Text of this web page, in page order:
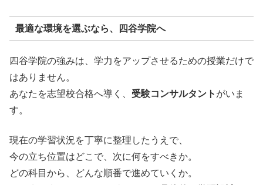
最適な環境を選ぶなら、 四谷学院へ
四谷学院の強みは、学力をアップさせるための授業だけで
はありません。
あなたを志望校合格へ導く、 受験コンサルタント がいま
す。
現在の学習状況を丁寧に整理したうえで、
今の立ち位置はどこで、次に何をすべきか。
どの科目から、どんな順番で進めていくか。